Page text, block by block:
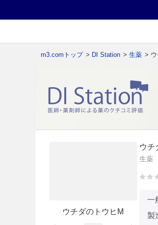
m3.comトップ > DI Station > 生薬 > ウ
ウチダのトウヒM
ウチ
生薬
一
製